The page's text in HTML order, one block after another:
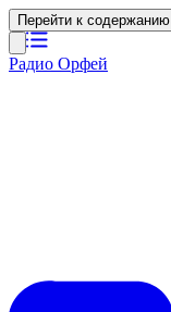
Перейти к содержанию
Радио Орфей